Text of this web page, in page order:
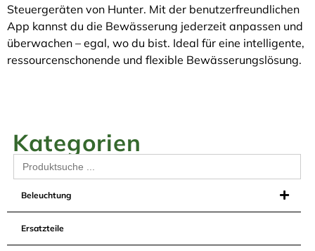
Steuergeräten von Hunter. Mit der benutzerfreundlichen
App kannst du die Bewässerung jederzeit anpassen und
überwachen – egal, wo du bist. Ideal für eine intelligente,
ressourcenschonende und flexible Bewässerungslösung.
Kategorien
Search
for:
Beleuchtung
Ersatzteile